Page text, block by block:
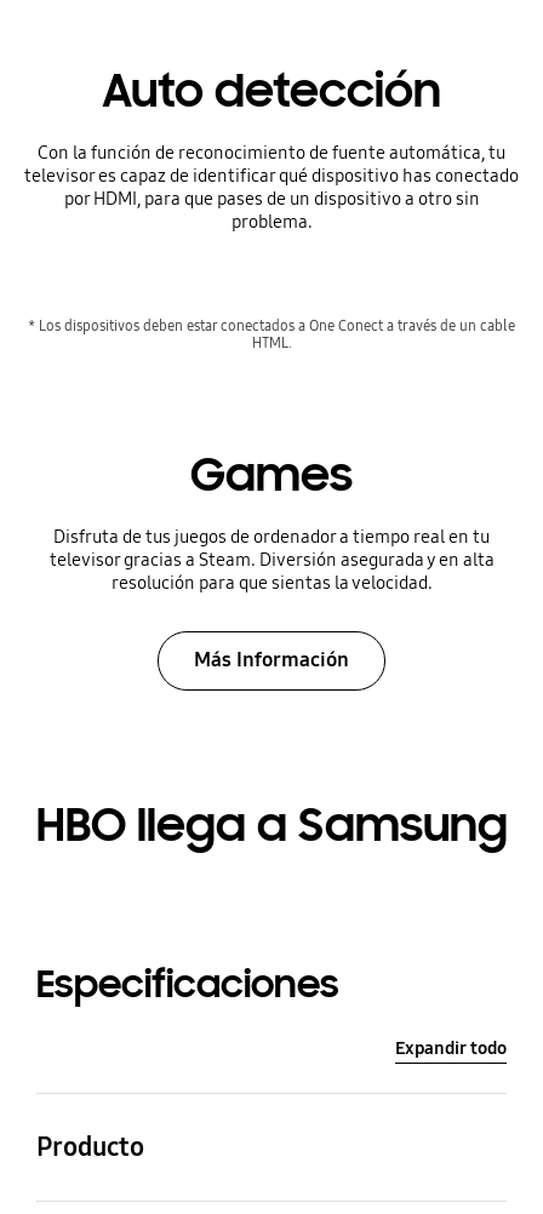
Auto detección
Con la función de reconocimiento de fuente automática, tu
televisor es capaz de identificar qué dispositivo has conectado
por HDMI, para que pases de un dispositivo a otro sin
problema.
* Los dispositivos deben estar conectados a One Conect a través de un cable
HTML.
Games
Disfruta de tus juegos de ordenador a tiempo real en tu
televisor gracias a Steam. Diversión asegurada y en alta
resolución para que sientas la velocidad.
Más Información
HBO llega a Samsung
Especificaciones
Expandir todo
Producto
QLED